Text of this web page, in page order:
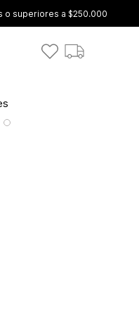
o superiores a $250.000